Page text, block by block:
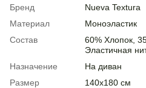
Бренд
Nueva Textura
Материал
Моноэластик
Состав
60% Хлопок,
Эластичная
Назначение
На диван
Размер
140х180 см